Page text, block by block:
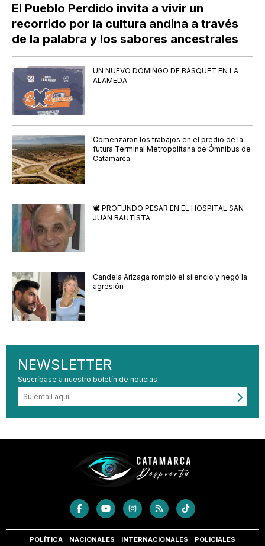
El Pueblo Perdido invita a vivir un
recorrido por la cultura andina a través
de la palabra y los sabores ancestrales
UN NUEVO DOMINGO DE BÁSQUET EN LA
ALAMEDA
Comenzaron los trabajos en el predio de la
futura Terminal Metropolitana de Ómnibus de
Catamarca
🕊️ PROFUNDO PESAR EN EL HOSPITAL SAN
JUAN BAUTISTA
Candela Arizaga rompió el silencio y negó la
agresión
NEWSLETTER
Suscríbase a nuestro boletín de noticias
POLÍTICA NACIONALES INTERNACIONALES POLICIALES